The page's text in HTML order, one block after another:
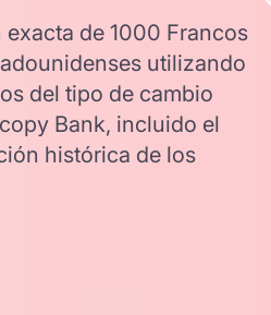
de 1000 Francos
utilizando
del tipo de cambio
Bank, incluido el
histórica de los